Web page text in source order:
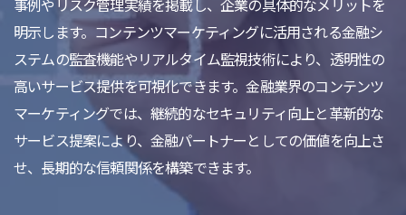
事例やリスク管理実績を掲載し、企業の具体的なメリットを
明示します。コンテンツマーケティングに活用される金融シ
ステムの監査機能やリアルタイム監視技術により、透明性の
高いサービス提供を可視化できます。金融業界のコンテンツ
マーケティングでは、継続的なセキュリティ向上と革新的な
サービス提案により、金融パートナーとしての価値を向上さ
せ、長期的な信頼関係を構築できます。